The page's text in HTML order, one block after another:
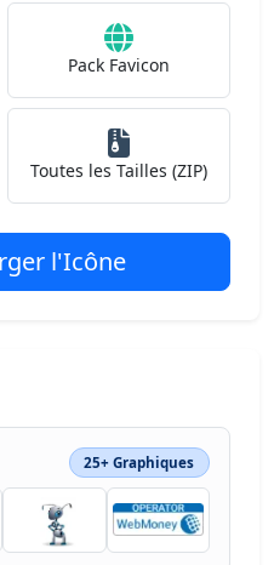
Pack Favicon
Toutes les Tailles (ZIP)
l'Icône
25+ Graphiques